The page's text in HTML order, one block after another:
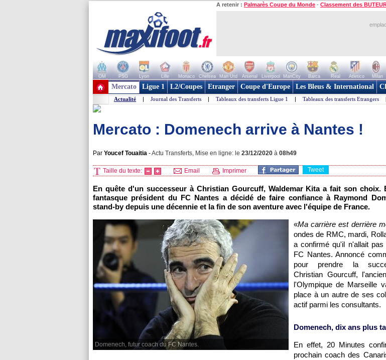
A retenir : Palmarès Coupe du Monde - Classement des
OM PSG Lyon Lille Monaco Chelsea Man Utd Arsenal Liverpool ManCity Barca Real Atletico Milan
+ de clubs
Mercato Ligue 1 L2/Coupes Etranger Coupe d'Europe Les Bleus & International
Actualité | Journal des Transferts | Tableaux des transferts Ligue 1 | Tableaux des transferts Etrangers
Mercato : Domenech arrive à Nantes !
Par Youcef Touaitia -Actu Transferts, Mise en ligne: le 23/12/2020 à 08h49
Taille du texte: Email Imprimer Tweet
En quête d'un successeur à Christian Gourcuff, Waldemar Kita a fait son choix.
fantasque président du FC Nantes a décidé de faire confiance à Raymond
stand-by depuis une décennie et la fin de son aventure avec l'équipe de France.
Domenech, futur coach du FC Nantes.
«Ma carrière est derrière
ondes de RMC, mardi,
a confirmé qu'il n'allait pas
FC Nantes. Annoncé
pour prendre la
Christian Gourcuff,
l'Olympique de Marseille
place à un autre de ses
actif parmi les consultants.
Domenech, dix ans plus
En effet, 20 Minutes
prochain coach des